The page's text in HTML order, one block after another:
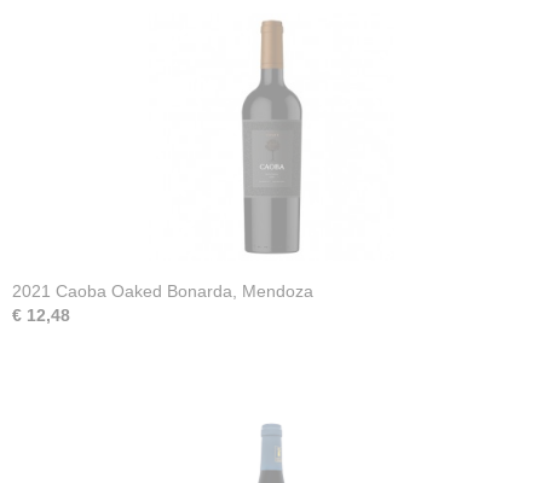
2021 Caoba Oaked Bonarda, Mendoza
€ 12,48